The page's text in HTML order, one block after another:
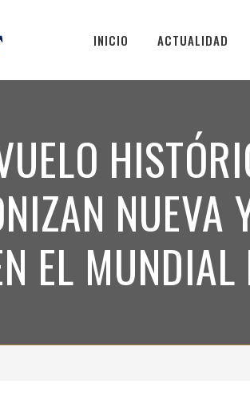
INICIO ACTUALIDAD
EL